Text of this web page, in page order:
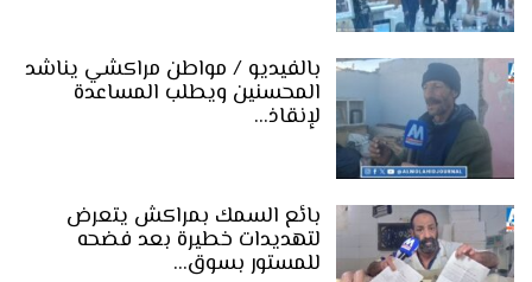
بالفيديو / مواطن مراكشي يناشد
المحسنين ويطلب المساعدة
لإنقاذ…
بائع السمك بمراكش يتعرض
لتهديدات خطيرة بعد فضحه
للمستور بسوق…